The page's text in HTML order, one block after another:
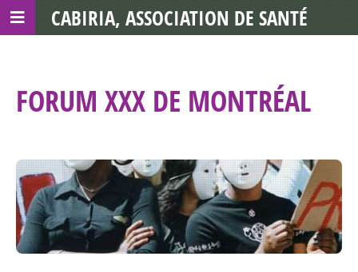
FORUM XXX DE MONTRÉAL
CABIRIA, ASSOCIATION DE SANTÉ